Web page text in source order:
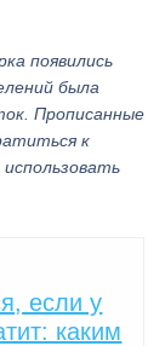
появились
была
Прописанные
к
если у
каким